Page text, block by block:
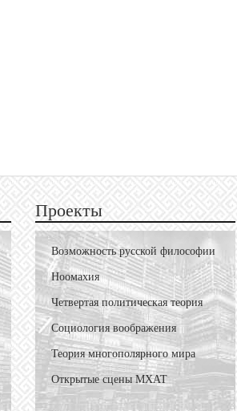
Проекты
Возможность русской философии
Ноомахия
Четвертая политическая теория
Социология воображения
Теория многополярного мира
Открытые сцены МХАТ